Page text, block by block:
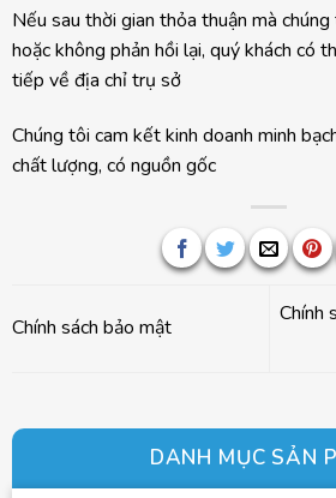
Nếu sau thời gian thỏa thuận mà
hoặc không phản hồi lại, quý khách có
tiếp về địa chỉ trụ sở
Chúng tôi cam kết kinh doanh minh
chất lượng, có nguồn gốc
Chính sách bảo mật
Chính
DANH MỤC SẢN